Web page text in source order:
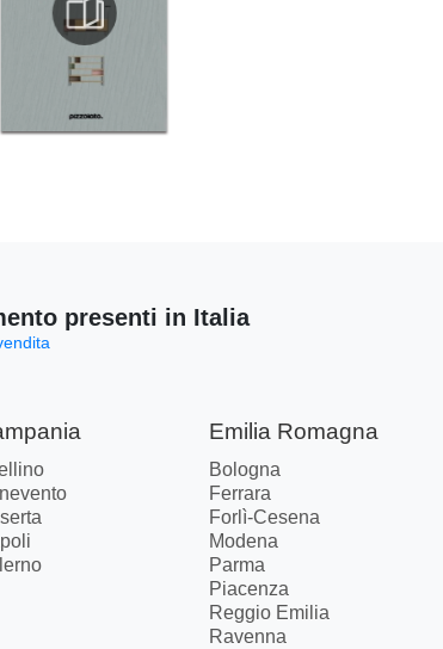
presenti in Italia
Emilia Romagna
Bologna
Ferrara
Forlì-Cesena
Modena
Parma
Piacenza
Reggio Emilia
Ravenna